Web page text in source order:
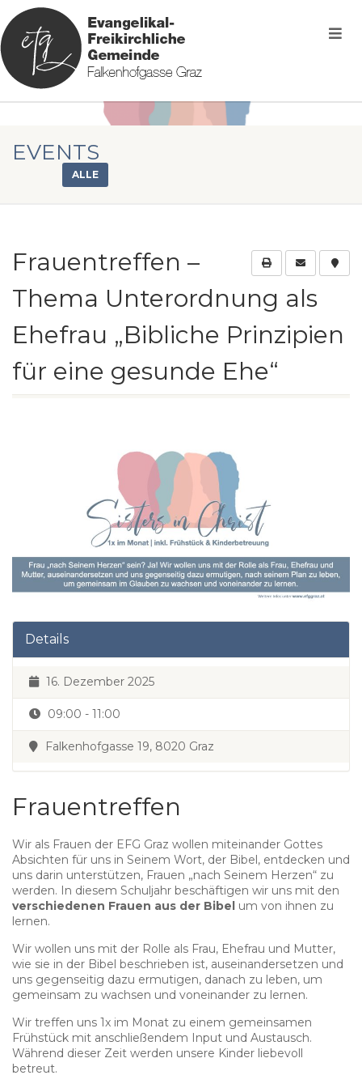
EVENTS
ALLE
Frauentreffen –
Thema Unterordnung als
Ehefrau „Bibliche Prinzipien
für eine gesunde Ehe“
Details
16. Dezember 2025
09:00 - 11:00
Falkenhofgasse 19, 8020 Graz
Frauentreffen
Wir als Frauen der EFG Graz wollen miteinander Gottes
Absichten für uns in Seinem Wort, der Bibel, entdecken und
uns darin unterstützen, Frauen „nach Seinem Herzen“ zu
werden. In diesem Schuljahr beschäftigen wir uns mit den
verschiedenen Frauen aus der Bibel um von ihnen zu
lernen.
Wir wollen uns mit der Rolle als Frau, Ehefrau und Mutter,
wie sie in der Bibel beschrieben ist, auseinandersetzen und
uns gegenseitig dazu ermutigen, danach zu leben, um
gemeinsam zu wachsen und voneinander zu lernen.
Wir treffen uns 1x im Monat zu einem gemeinsamen
Frühstück mit anschließendem Input und Austausch.
Während dieser Zeit werden unsere Kinder liebevoll
betreut.